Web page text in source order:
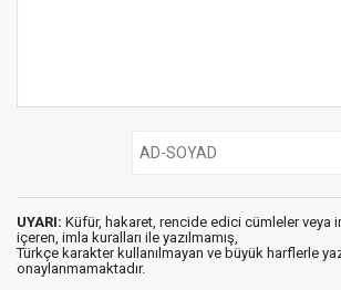
UYARI: Küfür, hakaret, rencide edici cümleler veya
içeren, imla kuralları ile yazılmamış,
Türkçe karakter kullanılmayan ve büyük harflerle
onaylanmamaktadır.